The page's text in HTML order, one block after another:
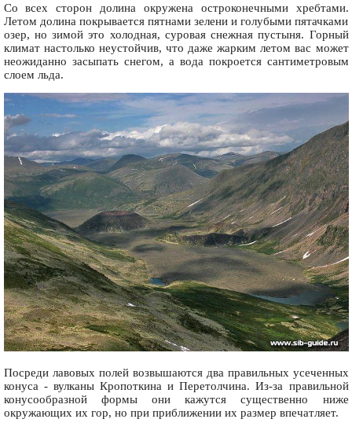
Со всех сторон долина окружена остроконечными хребтами.
Летом долина покрывается пятнами зелени и голубыми пятачками
озер, но зимой это холодная, суровая снежная пустыня. Горный
климат настолько неустойчив, что даже жарким летом вас может
неожиданно засыпать снегом, а вода покроется сантиметровым
слоем льда.
Посреди лавовых полей возвышаются два правильных усеченных
конуса - вулканы Кропоткина и Перетолчина. Из-за правильной
конусообразной формы они кажутся существенно ниже
окружающих их гор, но при приближении их размер впечатляет.